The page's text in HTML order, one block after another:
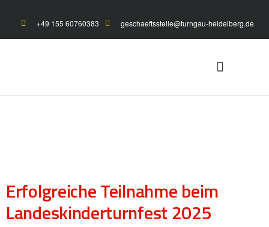
+49 155 60760383 geschaeftsstelle@turngau-heidelberg.de
Erfolgreiche Teilnahme beim
Landeskinderturnfest 2025